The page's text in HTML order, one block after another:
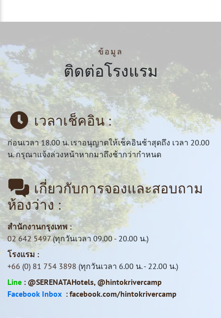
ข้อมูล
ติดต่อโรงแรม
เวลาเช็คอิน :
ก่อนเวลา 18.00 น. เราอนุญาตให้เช็คอินช้าสุดถึง เวลา 20.00
น. กรุณาแจ้งล่วงหน้าหากมาถึงช้ากว่ากำหนด
เกี่ยวกับการจองและสอบถาม
ห้องว่าง :
สำนักงานกรุงเทพ :
02 642 5497(ทุกวันเวลา 09.00 - 20.00 น.)
โรงแรม :
+66 (0) 81 754 3898 (ทุกวันเวลา 6.00 น. - 22.00 น.)
Line : @SERENATAHotels, @hintokrivercamp
Facebook Inbox : facebook.com/hintokrivercamp